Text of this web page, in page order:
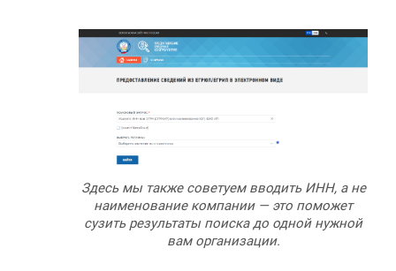
Здесь мы также советуем вводить ИНН, а не
наименование компании — это поможет
сузить результаты поиска до одной нужной
вам организации.